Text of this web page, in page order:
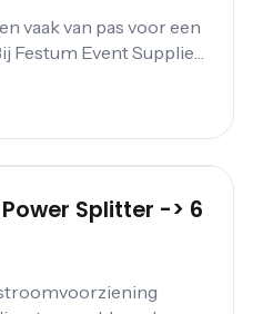
vaak van pas voor een
Festum Event Supplies
Splitter -> 6